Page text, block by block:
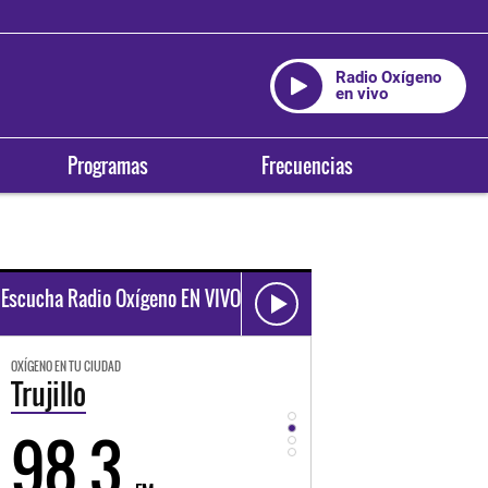
Radio Oxígeno
en vivo
Programas Frecuencias
Escucha Radio Oxígeno EN VIVO
OXÍGENO EN TU CIUDAD
Trujillo
98.3 94.3